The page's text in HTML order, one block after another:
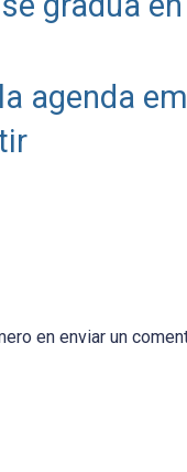
agenda
en enviar un